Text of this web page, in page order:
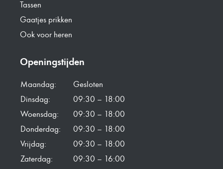
Tassen
Gaatjes prikken
Ook voor heren
Openingstijden
Maandag:
Gesloten
Dinsdag:
09:30 – 18:00
Woensdag:
09:30 – 18:00
Donderdag:
09:30 – 18:00
Vrijdag:
09:30 – 18:00
Zaterdag:
09:30 – 16:00